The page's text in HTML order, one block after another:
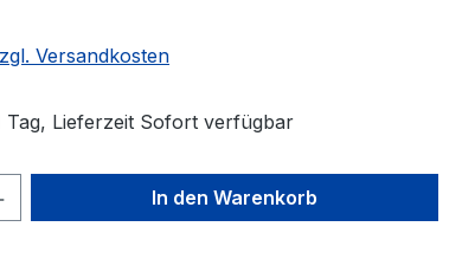
Versandkosten
Tag, Lieferzeit Sofort verfügbar
Gib den gewünschten Wert
In den Warenkorb